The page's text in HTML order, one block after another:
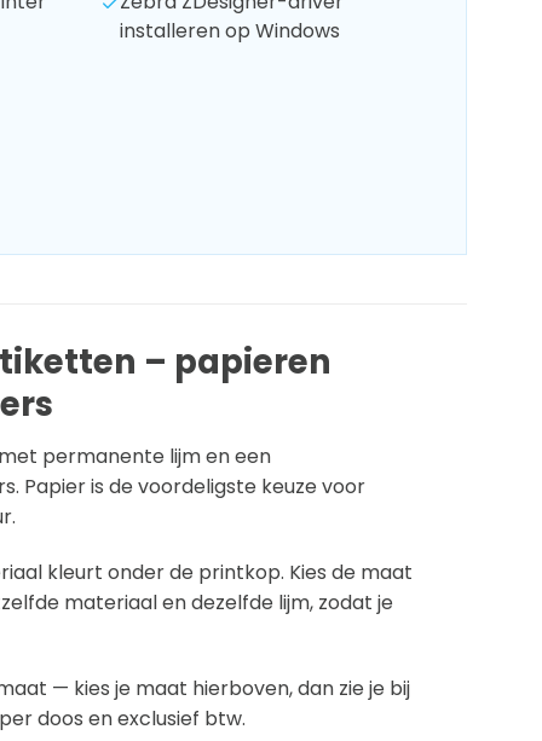
installeren op Windows
– papieren
permanente lijm en een
Papier is de voordeligste keuze voor
kleurt onder de printkop. Kies de maat
materiaal en dezelfde lijm, zodat je
— kies je maat hierboven, dan zie je bij
doos en exclusief btw.